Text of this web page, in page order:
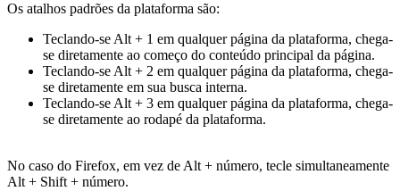
Os atalhos padrões da plataforma são:
Teclando-se Alt + 1 em qualquer página da plataforma, chega-
se diretamente ao começo do conteúdo principal da página.
Teclando-se Alt + 2 em qualquer página da plataforma, chega-
se diretamente em sua busca interna.
Teclando-se Alt + 3 em qualquer página da plataforma, chega-
se diretamente ao rodapé da plataforma.
No caso do Firefox, em vez de Alt + número, tecle simultaneamente
Alt + Shift + número.